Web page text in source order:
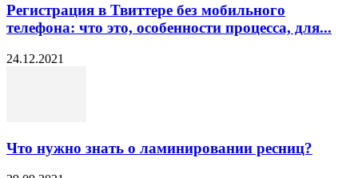
Регистрация в Твиттере без мобильного
телефона: что это, особенности процесса, для...
24.12.2021
Что нужно знать о ламинировании ресниц?